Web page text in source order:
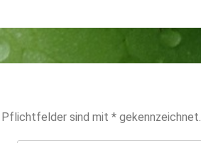
sind mit * gekennzeichnet.